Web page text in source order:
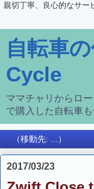
親切丁寧、良心的なサー
自転車
Cycle
ママチャリからロ
で購入した自転車も
2017/03/23